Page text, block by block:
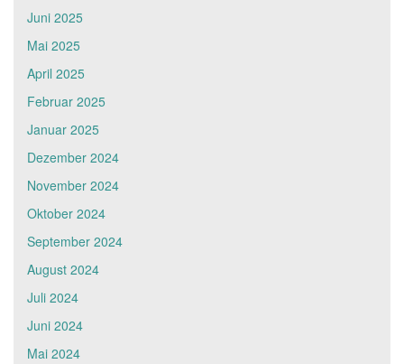
Juni 2025
Mai 2025
April 2025
Februar 2025
Januar 2025
Dezember 2024
November 2024
Oktober 2024
September 2024
August 2024
Juli 2024
Juni 2024
Mai 2024